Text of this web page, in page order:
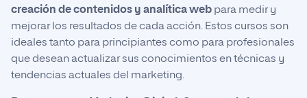
creación de contenidos y analítica web para medir y
mejorar los resultados de cada acción. Estos cursos son
ideales tanto para principiantes como para profesionales
que desean actualizar sus conocimientos en técnicas y
tendencias actuales del marketing.